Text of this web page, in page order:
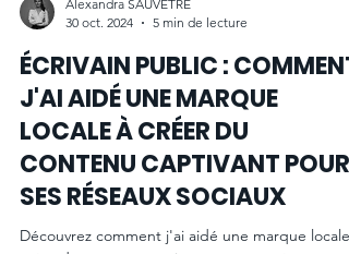
30 oct. 2024
5 min de lecture
ÉCRIVAIN PUBLIC : COMMENT
J'AI AIDÉ UNE MARQUE
LOCALE À CRÉER DU
CONTENU CAPTIVANT POUR
SES RÉSEAUX SOCIAUX